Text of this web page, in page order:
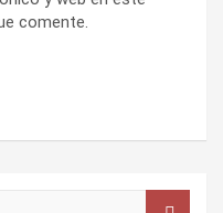
comente.